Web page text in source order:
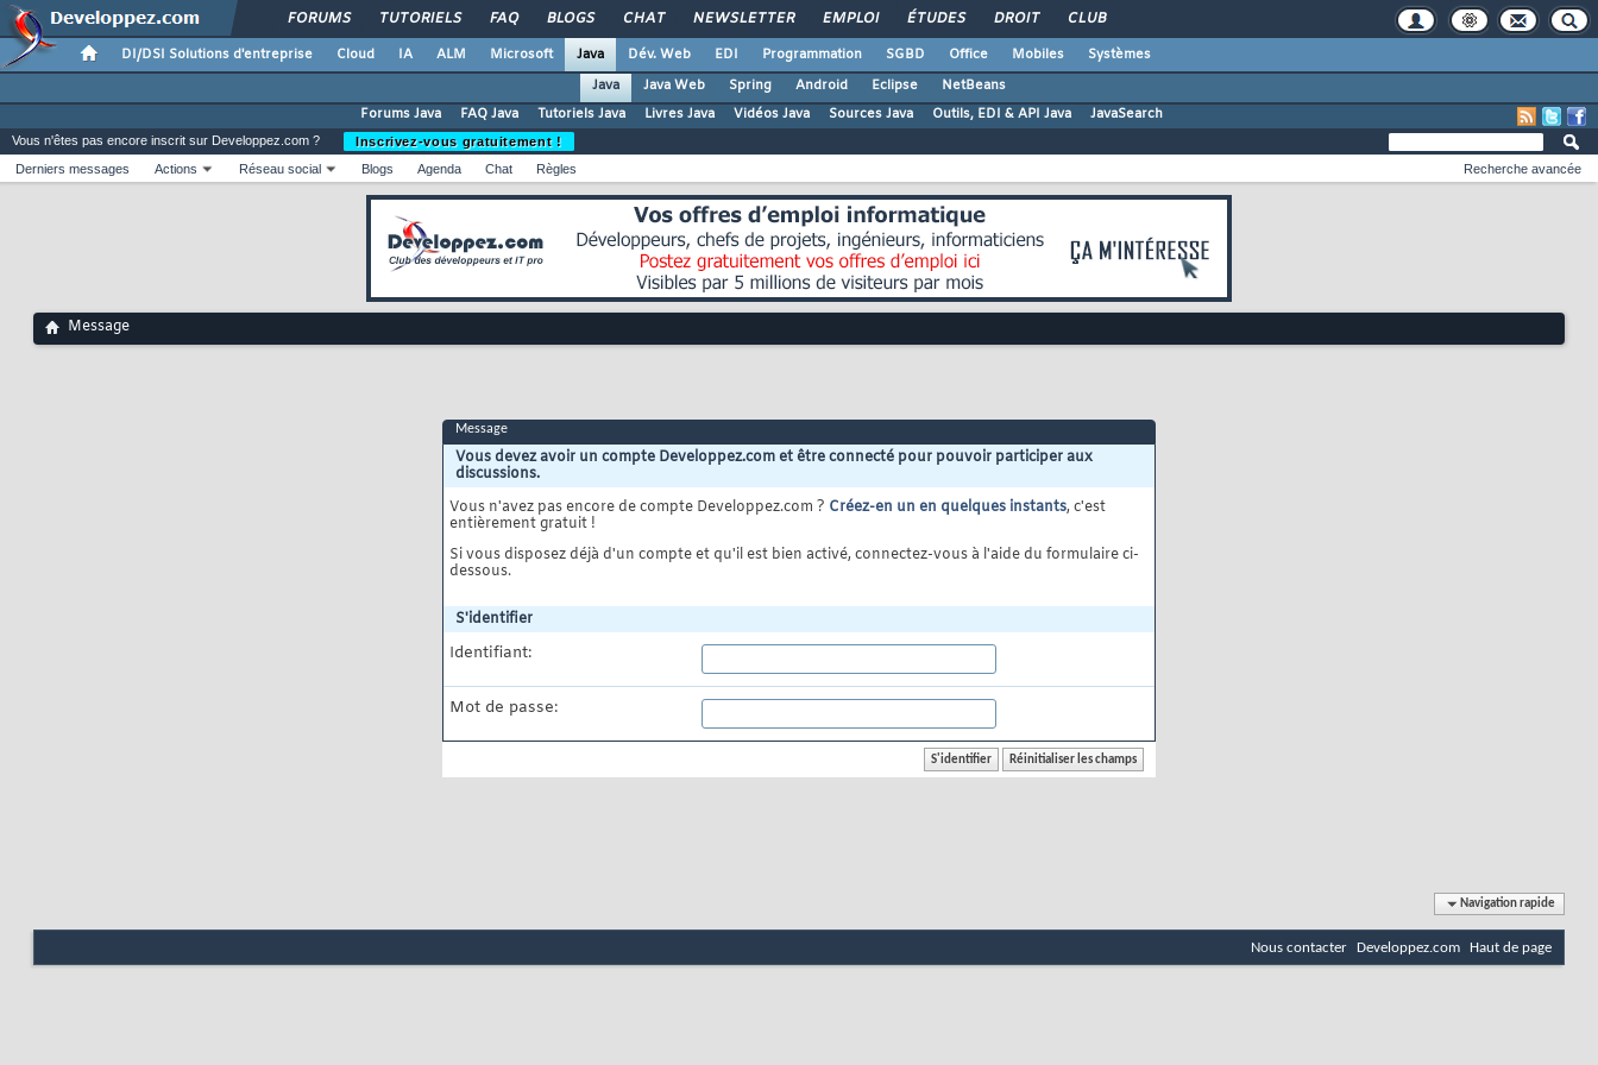
FORUMS TUTORIELS FAQ BLOGS CHAT NEWSLETTER EMPLOI ÉTUDES DROIT CLUB
DI/DSI Solutions d'entreprise Cloud IA ALM Microsoft Java Dév. Web EDI Programmation SGBD Office Mobiles
Systèmes
Java
Java Web Spring Android Eclipse
NetBeans
Forums Java
FAQ Java Tutoriels Java Livres Java Vidéos Java Sources Java Outils, EDI & API Java JavaSearch
Vous n'êtes pas encore inscrit sur Developpez.com ?
Inscrivez-vous gratuitement !
Derniers messages
Actions Réseau social Blogs Agenda Chat Règles Recherche avancée
Message
Message
Vous devez avoir un compte Developpez.com et être connecté pour pouvoir participer aux
discussions.
Vous n'avez pas encore de compte Developpez.com ? Créez-en un en quelques instants, c'est
entièrement gratuit !
Si vous disposez déjà d'un compte et qu'il est bien activé, connectez-vous à l'aide du formulaire ci-
dessous.
S'identifier
Identifiant:
Mot de passe:
Navigation rapide
Nous contacter Developpez.com Haut de page